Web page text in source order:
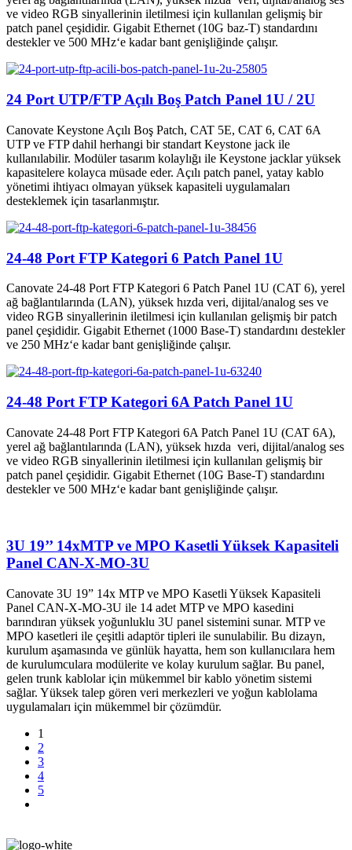
ve video RGB sinyallerinin iletilmesi için kullanılan gelişmiş bir
patch panel çeşididir. Gigabit Ethernet (10G baz-T) standardını
destekler ve 500 MHz‘e kadar bant genişliğinde çalışır.
24 Port UTP/FTP Açılı Boş Patch Panel 1U / 2U
Canovate Keystone Açılı Boş Patch, CAT 5E, CAT 6, CAT 6A
UTP ve FTP dahil herhangi bir standart Keystone jack ile
kullanılabilir. Modüler tasarım kolaylığı ile Keystone jacklar yüksek
kapasitelere kolayca müsade eder. Açılı patch panel, yatay kablo
yönetimi ihtiyacı olmayan yüksek kapasiteli uygulamaları
desteklemek için tasarlanmıştır.
24-48 Port FTP Kategori 6 Patch Panel 1U
Canovate 24-48 Port FTP Kategori 6 Patch Panel 1U (CAT 6), yerel
ağ bağlantılarında (LAN), yüksek hızda veri, dijital/analog ses ve
video RGB sinyallerinin iletilmesi için kullanılan gelişmiş bir patch
panel çeşididir. Gigabit Ethernet (1000 Base-T) standardını destekler
ve 250 MHz‘e kadar bant genişliğinde çalışır.
24-48 Port FTP Kategori 6A Patch Panel 1U
Canovate 24-48 Port FTP Kategori 6A Patch Panel 1U (CAT 6A),
yerel ağ bağlantılarında (LAN), yüksek hızda veri, dijital/analog ses
ve video RGB sinyallerinin iletilmesi için kullanılan gelişmiş bir
patch panel çeşididir. Gigabit Ethernet (10G Base-T) standardını
destekler ve 500 MHz‘e kadar bant genişliğinde çalışır.
3U 19’’ 14xMTP ve MPO Kasetli Yüksek Kapasiteli
Panel CAN-X-MO-3U
Canovate 3U 19” 14x MTP ve MPO Kasetli Yüksek Kapasiteli
Panel CAN-X-MO-3U ile 14 adet MTP ve MPO kasedini
barındıran yüksek yoğunluklu 3U panel sistemini sunar. MTP ve
MPO kasetleri ile çeşitli adaptör tipleri ile sunulabilir. Bu dizayn,
kurulum aşamasında ve günlük hayatta, hem son kullanıcılara hem
de kurulumculara modülerite ve kolay kurulum sağlar. Bu panel,
gelen trunk kablolar için mükemmel bir kablo yönetim sistemi
sağlar. Yüksek talep gören veri merkezleri ve yoğun kablolama
uygulamaları için mükemmel bir çözümdür.
1
2
3
4
5